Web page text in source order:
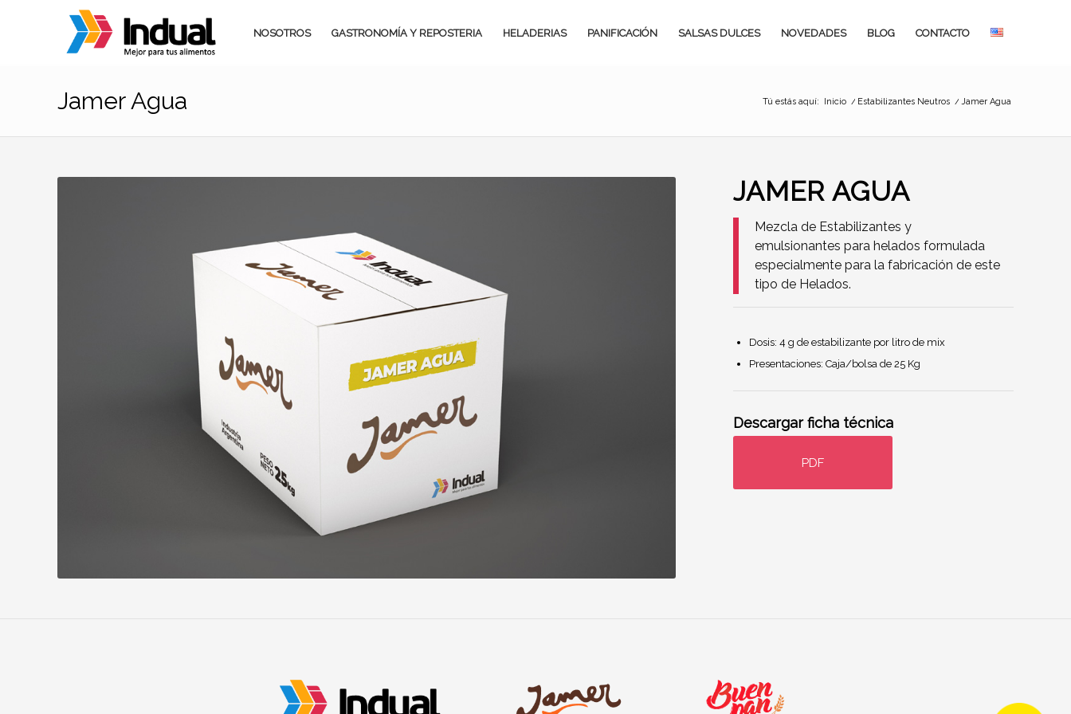
NOSOTROS GASTRONOMÍA Y REPOSTERIA HELADERIAS PANIFICACIÓN SALSAS DULCES NOVEDADES BLOG CONTACTO
Jamer Agua Tú estás aquí: Inicio / Estabilizantes Neutros / Jamer Agua
JAMER AGUA
Mezcla de Estabilizantes y
emulsionantes para helados formulada
especialmente para la fabricación de este
tipo de Helados.
Dosis: 4 g de estabilizante por litro de mix
Presentaciones: Caja/bolsa de 25 Kg
Descargar ficha técnica
PDF